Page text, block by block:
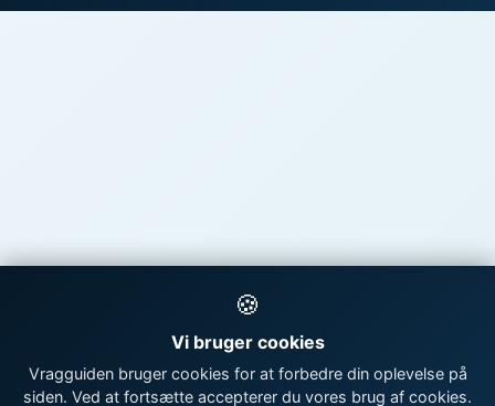
🍪
Vi bruger cookies
Vragguiden bruger cookies for at forbedre din oplevelse på
siden. Ved at fortsætte accepterer du vores brug af cookies.